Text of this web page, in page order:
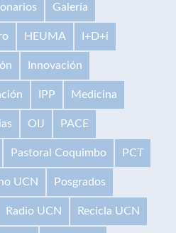
Galería
HEUMA I+D+i
Innovación
IPP Medicina
OIJ PACE
Pastoral Coquimbo PCT
UCN Posgrados
Radio UCN Recicla UCN